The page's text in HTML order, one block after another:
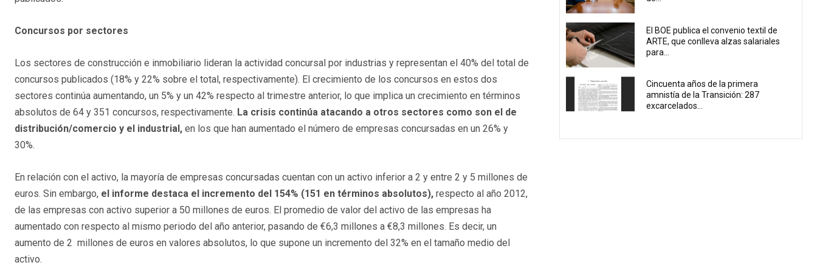
Concursos por sectores
Los sectores de construcción e inmobiliario lideran la actividad concursal por industrias y representan el 40% del total de
concursos publicados (18% y 22% sobre el total, respectivamente). El crecimiento de los concursos en estos dos
sectores continúa aumentando, un 5% y un 42% respecto al trimestre anterior, lo que implica un crecimiento en términos
absolutos de 64 y 351 concursos, respectivamente. La crisis continúa atacando a otros sectores como son el de
distribución/comercio y el industrial, en los que han aumentado el número de empresas concursadas en un 26% y
30%.
En relación con el activo, la mayoría de empresas concursadas cuentan con un activo inferior a 2 y entre 2 y 5 millones de
euros. Sin embargo, el informe destaca el incremento del 154% (151 en términos absolutos), respecto al año 2012,
de las empresas con activo superior a 50 millones de euros. El promedio de valor del activo de las empresas ha
aumentado con respecto al mismo periodo del año anterior, pasando de €6,3 millones a €8,3 millones. Es decir, un
aumento de 2 millones de euros en valores absolutos, lo que supone un incremento del 32% en el tamaño medio del
activo.
El BOE publica el convenio textil de
ARTE, que conlleva alzas salariales
para...
Cincuenta años de la primera
amnistía de la Transición: 287
excarcelados...